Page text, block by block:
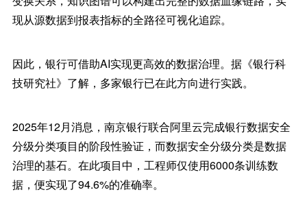
现从源数据到报表指标的全路径可视化追踪。
因此，银行可借助AI实现更高效的数据治理。据《银行科
技研究社》了解，多家银行已在此方向进行实践。
2025年12月消息，南京银行联合阿里云完成银行数据安全
分级分类项目的阶段性验证，而数据安全分级分类是数据
治理的基石。在此项目中，工程师仅使用6000条训练数
据，便实现了94.6%的准确率。